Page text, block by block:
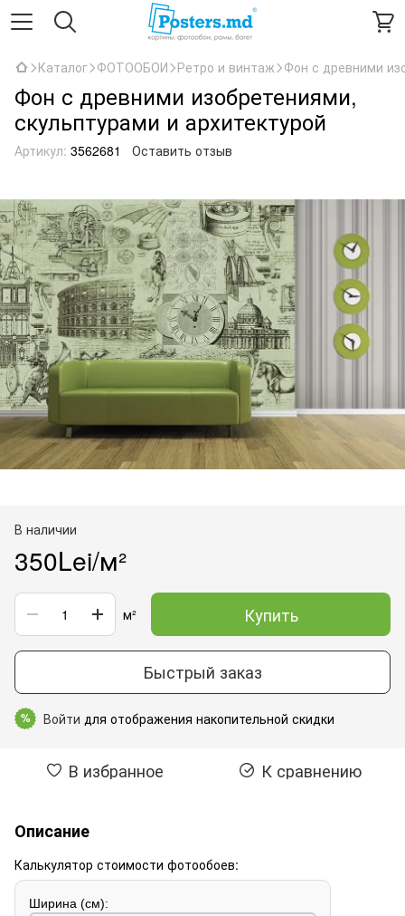
Каталог ФОТООБОИ Ретро и винтаж Фон с древними
Фон с древними изобретениями,
скульптурами и архитектурой
Артикул: 3562681 Оставить отзыв
В наличии
350Lei/м²
м² Купить
Быстрый заказ
% Войти для отображения накопительной скидки
В избранное К сравнению
Описание
Калькулятор стоимости фотообоев:
Ширина (см):